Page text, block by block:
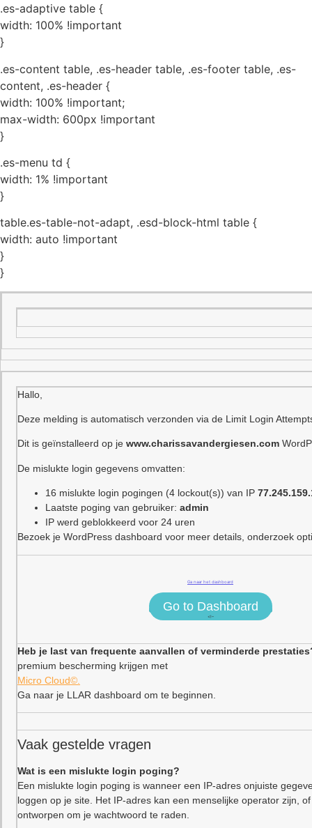
.es-adaptive table {
width: 100% !important
}
.es-content table, .es-header table, .es-footer table, .es-
content, .es-header {
width: 100% !important;
max-width: 600px !important
}
.es-menu td {
width: 1% !important
}
table.es-table-not-adapt, .esd-block-html table {
width: auto !important
}
}
Hallo,
Deze melding is automatisch verzonden via de Limit Login
Dit is geïnstalleerd op je www.charissavandergiesen.com
De mislukte login gegevens omvatten:
16 mislukte login pogingen (4 lockout(s)) van IP
Laatste poging van gebruiker: admin
IP werd geblokkeerd voor 24 uren
Bezoek je WordPress dashboard voor meer details, onderzoek
Ga naar het dashboard
Go to Dashboard
<!–
Heb je last van frequente aanvallen of verminderde
premium bescherming krijgen met
Micro Cloud©.
Ga naar je LLAR dashboard om te beginnen.
Vaak gestelde vragen
Wat is een mislukte login poging?
Een mislukte login poging is wanneer een IP-adres onjuiste
loggen op je site. Het IP-adres kan een menselijke operator zijn,
ontworpen om je wachtwoord te raden.